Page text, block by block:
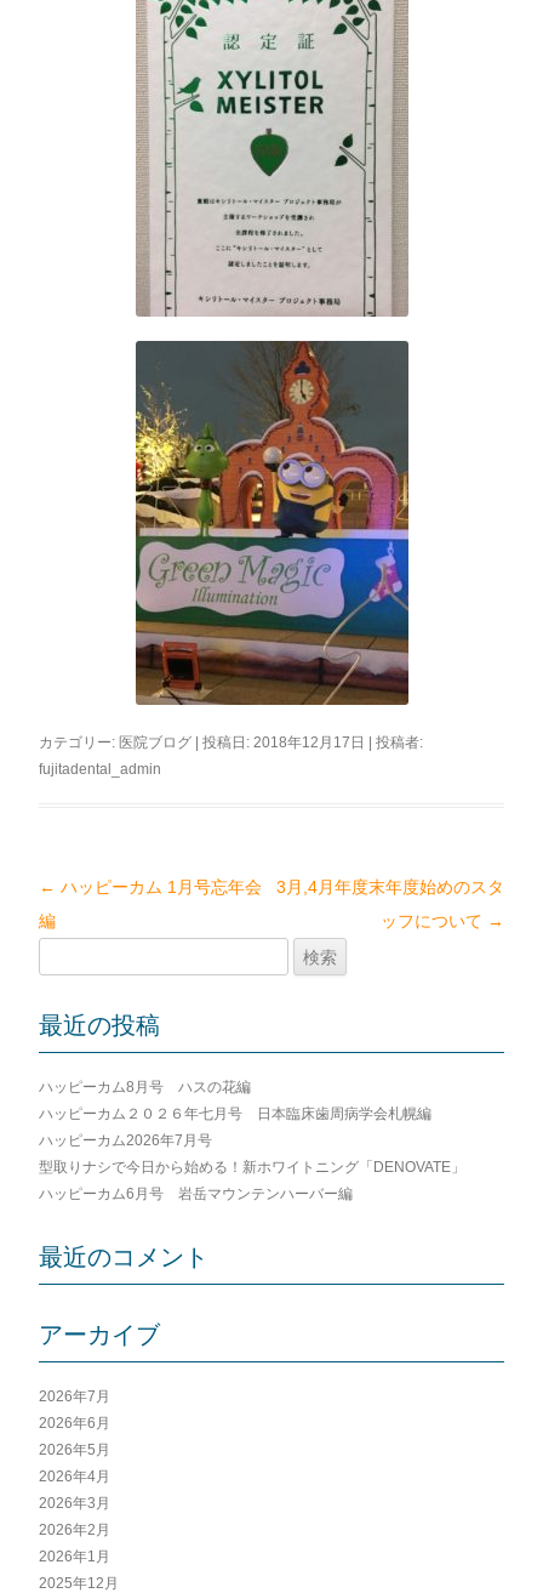
カテゴリー: 医院ブログ | 投稿日: 2018年12月17日 |投稿者:
fujitadental_admin
投
稿
ナ
ゲ
シ
ョ
ン
← ハッピーカム 1月号忘年会
編
3月,4月年度末年度始めのスタ
ッフについて →
最近の投稿
ハッピーカム8月号 ハスの花編
ハッピーカム２０２６年七月号 日本臨床歯周病学会札幌編
ハッピーカム2026年7月号
型取りナシで今日から始める！新ホワイトニング「DENOVATE」
ハッピーカム6月号 岩岳マウンテンハーバー編
最近のコメント
アーカイブ
2026年7月
2026年6月
2026年5月
2026年4月
2026年3月
2026年2月
2026年1月
2025年12月